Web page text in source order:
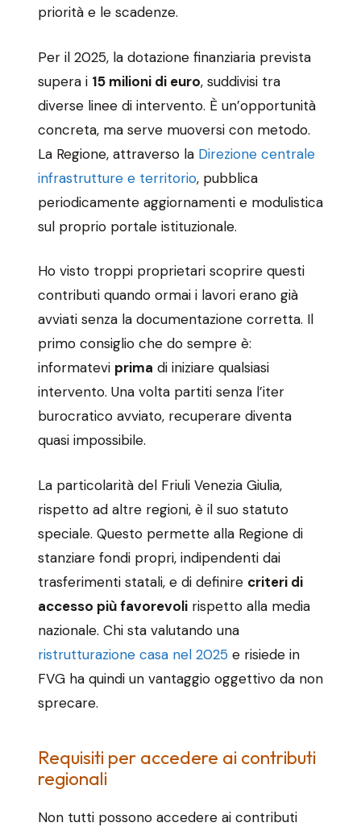
priorità e le scadenze.
Per il 2025, la dotazione finanziaria prevista
supera i 15 milioni di euro, suddivisi tra
diverse linee di intervento. È un’opportunità
concreta, ma serve muoversi con metodo.
La Regione, attraverso la Direzione centrale
infrastrutture e territorio, pubblica
periodicamente aggiornamenti e modulistica
sul proprio portale istituzionale.
Ho visto troppi proprietari scoprire questi
contributi quando ormai i lavori erano già
avviati senza la documentazione corretta. Il
primo consiglio che do sempre è:
informatevi prima di iniziare qualsiasi
intervento. Una volta partiti senza l’iter
burocratico avviato, recuperare diventa
quasi impossibile.
La particolarità del Friuli Venezia Giulia,
rispetto ad altre regioni, è il suo statuto
speciale. Questo permette alla Regione di
stanziare fondi propri, indipendenti dai
trasferimenti statali, e di definire criteri di
accesso più favorevoli rispetto alla media
nazionale. Chi sta valutando una
ristrutturazione casa nel 2025 e risiede in
FVG ha quindi un vantaggio oggettivo da non
sprecare.
Requisiti per accedere ai contributi
regionali
Non tutti possono accedere ai contributi